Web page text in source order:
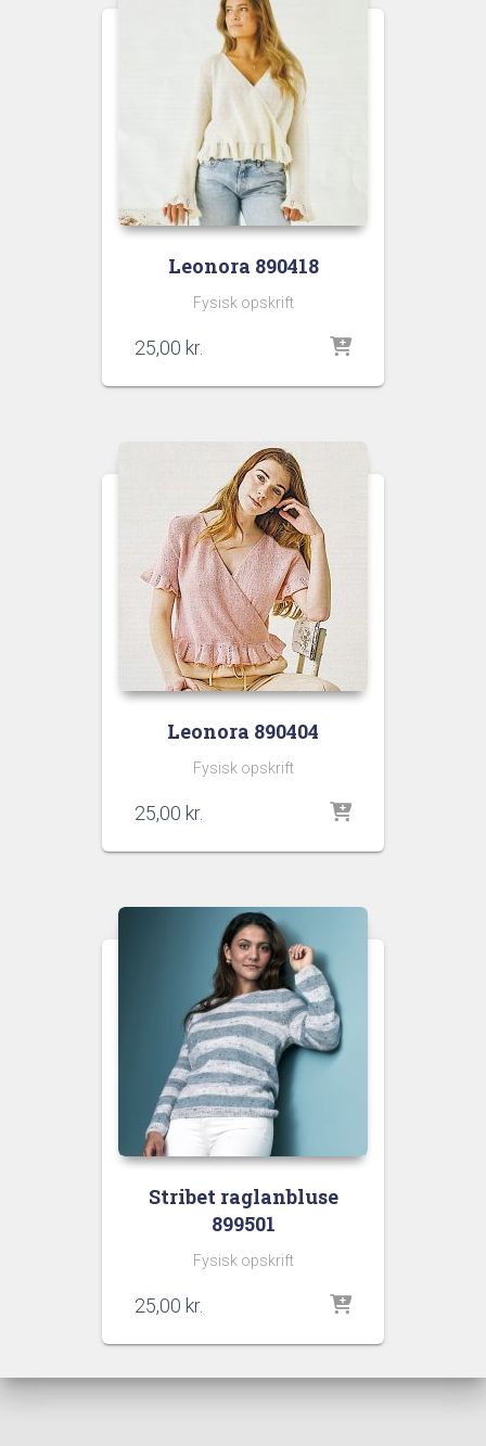
Leonora 890418
Fysisk opskrift
25,00 kr.
Leonora 890404
Fysisk opskrift
25,00 kr.
Stribet raglanbluse
899501
Fysisk opskrift
25,00 kr.